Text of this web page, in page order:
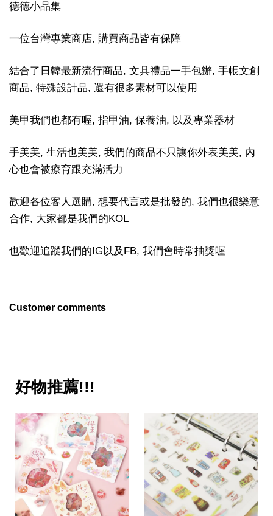
德德小品集
一位台灣專業商店, 購買商品皆有保障
結合了日韓最新流行商品, 文具禮品一手包辦, 手帳文創
商品, 特殊設計品, 還有很多素材可以使用
美甲我們也都有喔, 指甲油, 保養油, 以及專業器材
手美美, 生活也美美, 我們的商品不只讓你外表美美, 內
心也會被療育跟充滿活力
歡迎各位客人選購, 想要代言或是批發的, 我們也很樂意
合作, 大家都是我們的KOL
也歡迎追蹤我們的IG以及FB, 我們會時常抽獎喔
Customer comments
好物推薦!!!